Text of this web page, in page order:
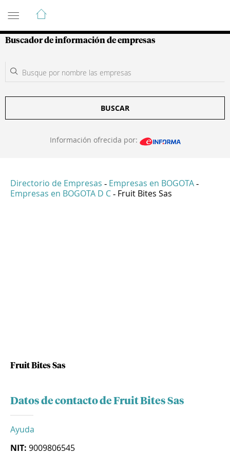
Guía de Empresas Colombianas
Buscador de información de empresas
BUSCAR
Información ofrecida por:
Directorio de Empresas - Empresas en BOGOTA -
Empresas en BOGOTA D C - Fruit Bites Sas
Fruit Bites Sas
Datos de contacto de Fruit Bites Sas
Ayuda
NIT: 9009806545